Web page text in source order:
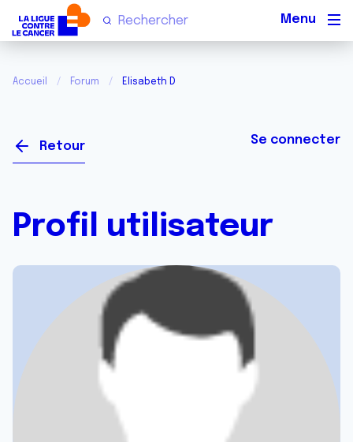
Accueil Forum Elisabeth D
Retour Se connecter
Profil utilisateur